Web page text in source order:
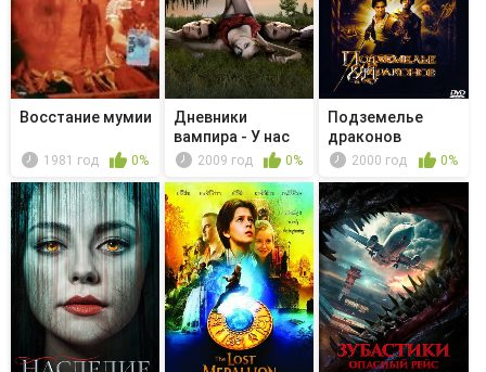
Восстание мумии
1981 год 0%
Дневники
вампира - У нас
общая история
2009 год 0%
Подземелье
драконов
2000 год 0%